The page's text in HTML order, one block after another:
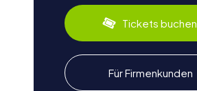
Tickets buchen
Für Firmenkunden